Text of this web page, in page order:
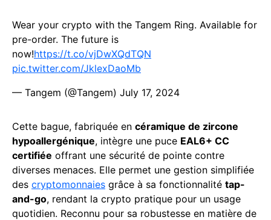
Wear your crypto with the Tangem Ring. Available for
pre-order. The future is
now!https://t.co/vjDwXQdTQN
pic.twitter.com/JklexDaoMb
— Tangem (@Tangem) July 17, 2024
Cette bague, fabriquée en céramique de zircone
hypoallergénique, intègre une puce EAL6+ CC
certifiée offrant une sécurité de pointe contre
diverses menaces. Elle permet une gestion simplifiée
des cryptomonnaies grâce à sa fonctionnalité tap-
and-go, rendant la crypto pratique pour un usage
quotidien. Reconnu pour sa robustesse en matière de